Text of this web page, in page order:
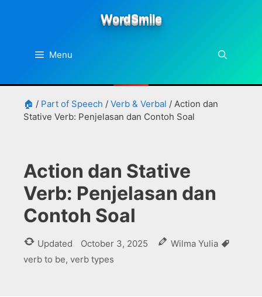
WordSmile
Menu
🏠 / Part of Speech / Verb & Verbal / Action dan
Stative Verb: Penjelasan dan Contoh Soal
Action dan Stative
Verb: Penjelasan dan
Contoh Soal
Updated October 3, 2025 Wilma Yulia
verb to be, verb types